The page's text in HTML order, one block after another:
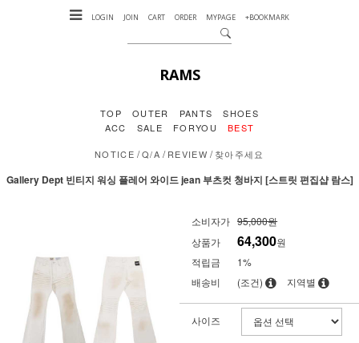
LOGIN JOIN CART ORDER MYPAGE +BOOKMARK
RAMS
TOP OUTER PANTS
SHOES
ACC
SALE FORYOU BEST
NOTICE /Q/A /REVIEW /찾아주세요
Gallery Dept 빈티지 워싱 플레어 와이드 jean 부츠컷 청바지 [스트릿 편집샵 람스]
소비자가 95,000원
상품가
64,300원
적립금
1%
배송비
(조건) 지역별
사이즈